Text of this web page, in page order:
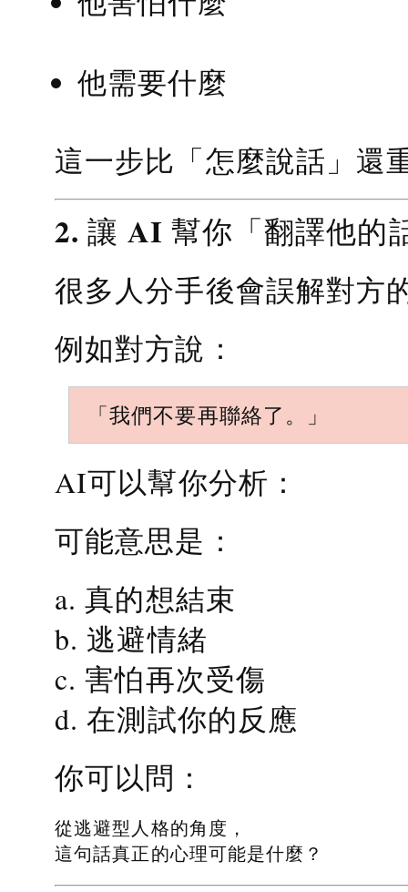
他需要什麼
這一步比「怎麼說話」還
2. 讓 AI 幫你「翻譯他的
很多人分手後會誤解對方
例如對方說：
「我們不要再聯絡了。」
AI可以幫你分析：
可能意思是：
a. 真的想結束
b. 逃避情緒
c. 害怕再次受傷
d. 在測試你的反應
你可以問：
從逃避型人格的角度，
這句話真正的心理可能是什麼？